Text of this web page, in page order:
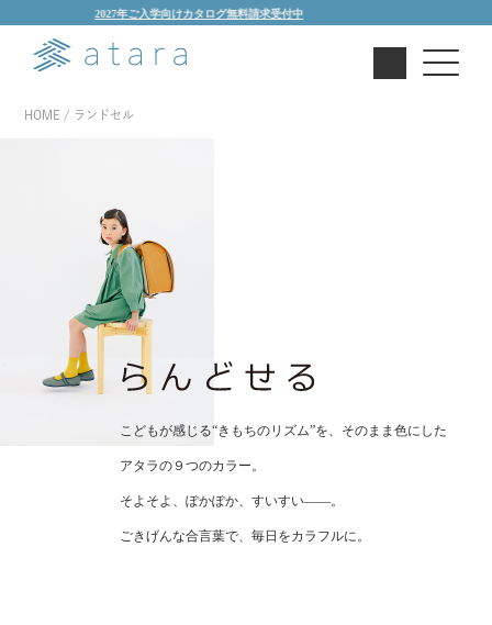
2027年ご入学向けカタログ無料請求受付中
HOME ランドセル
こどもが感じる“きもちのリズム”を、そのまま色にした
アタラの９つのカラー。
そよそよ、ぽかぽか、すいすい——。
ごきげんな合言葉で、毎日をカラフルに。